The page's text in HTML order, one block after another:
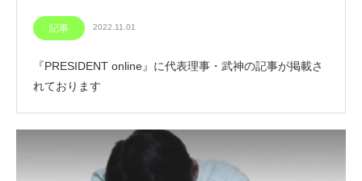
記事 2022.11.01
『PRESIDENT online』に代表理事・武神の記事が掲載さ
れております